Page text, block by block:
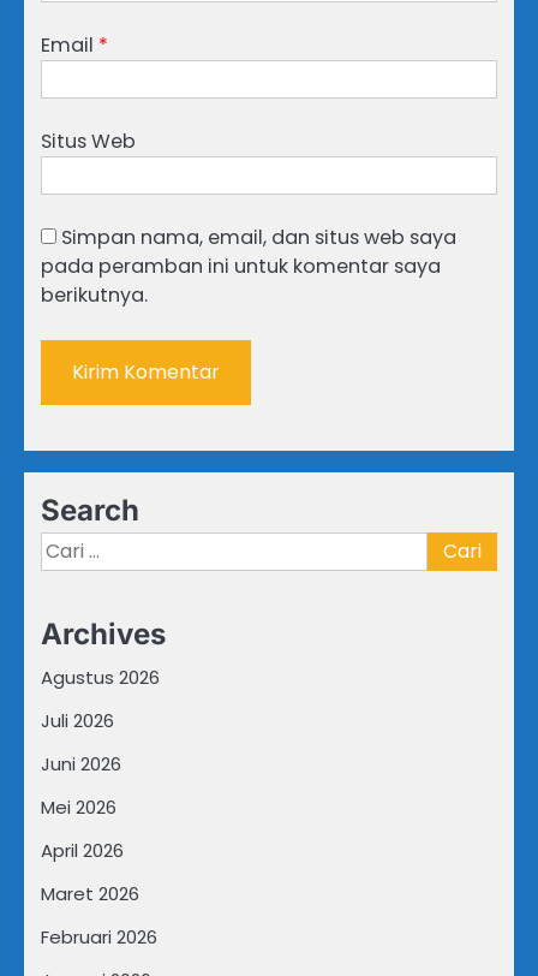
Email *
Situs Web
Simpan nama, email, dan situs web saya
pada peramban ini untuk komentar saya
berikutnya.
Search
Cari
untuk:
Archives
Agustus 2026
Juli 2026
Juni 2026
Mei 2026
April 2026
Maret 2026
Februari 2026